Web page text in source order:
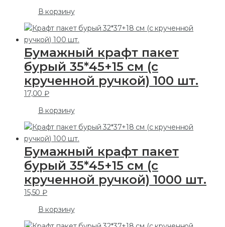
В корзину
Бумажный крафт пакет
бурый 35*45+15 см (с
крученной ручкой) 100 шт.
17,00₽
В корзину
Бумажный крафт пакет
бурый 35*45+15 см (с
крученной ручкой) 1000 шт.
15,50₽
В корзину